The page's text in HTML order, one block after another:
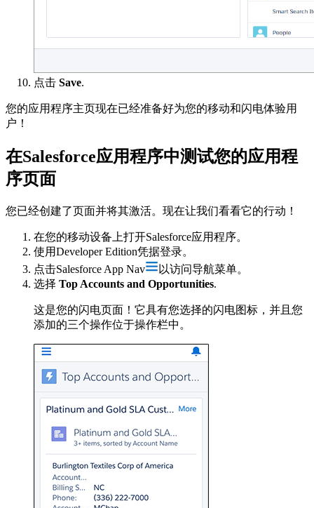
点击 Save.
您的应用程序主页现在已经准备好为您的移动和闪电体验用
户！
在Salesforce应用程序中测试您的应用程
序页面
您已经创建了页面并将其激活。现在让我们看看它的行动！
在您的移动设备上打开Salesforce应用程序。
使用Developer Edition凭据登录。
点击Salesforce App Nav
以访问导航菜单。
选择 Top Accounts and Opportunities.
这是您的闪电页面！它具有您选择的闪电图标，并且您
添加的三个操作位于操作栏中。